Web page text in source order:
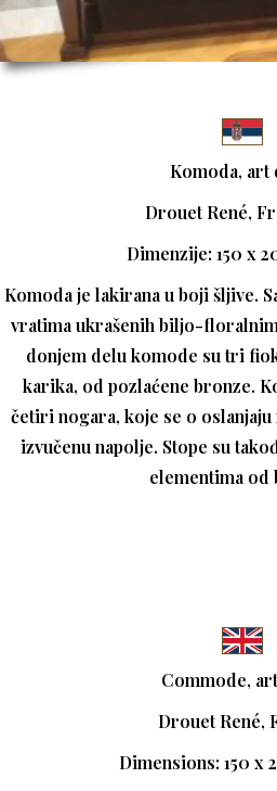
Komoda, art
Drouet René,
Dimenzije: 150 x
Komoda je lakirana u boji šljive.
vratima ukrašenih biljo-
donjem delu komode su tri
karika, od pozlaćene bronze.
četiri nogara, koje se o
izvučenu napolje. Stope su
elementima od
Commode,
Drouet René,
Dimensions: 150 x